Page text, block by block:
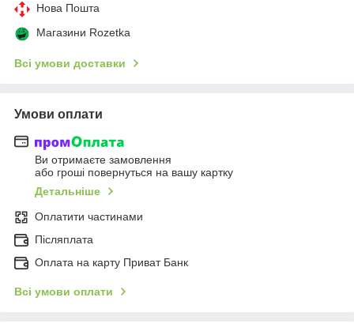
Нова Пошта
Магазини Rozetka
Всі умови доставки
Умови оплати
Ви отримаєте замовлення
або гроші повернуться на вашу картку
Детальніше
Оплатити частинами
Післяплата
Оплата на карту Приват Банк
Всі умови оплати